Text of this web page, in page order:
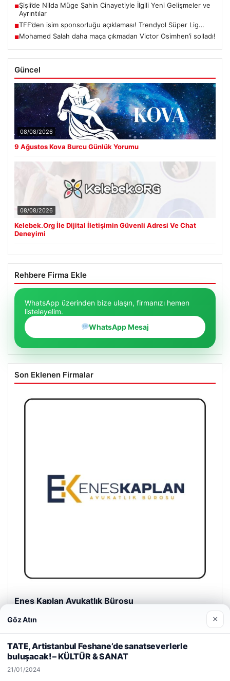
■Şişli’de Nilda Müge Şahin Cinayetiyle İlgili Yeni Gelişmeler ve
Ayrıntılar
■TFF’den isim sponsorluğu açıklaması! Trendyol Süper Lig…
■Mohamed Salah daha maça çıkmadan Victor Osimhen’i solladı!
Güncel
08/08/2026
9 Ağustos Kova Burcu Günlük Yorumu
08/08/2026
Kelebek.Org İle Dijital İletişimin Güvenli Adresi Ve Chat
Deneyimi
Rehbere Firma Ekle
WhatsApp üzerinden bize ulaşın, firmanızı hemen
listeleyelim.
WhatsApp Mesaj
Son Eklenen Firmalar
Enes Kaplan Avukatlık Bürosu
kullanıyoruz.Çerez Politikamız
Reddet
Göz Atın ×
TATE, Artistanbul Feshane’de sanatseverlerle
buluşacak! – KÜLTÜR & SANAT
21/01/2024